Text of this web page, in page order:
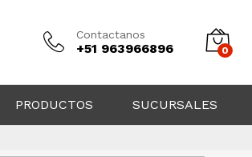
Contactanos
+51 963966896 0
PRODUCTOS SUCURSALES